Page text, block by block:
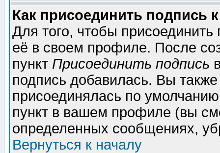
Как присоединить подпись
Для того, чтобы
её в своем профиле. После
пункт Присоединить подпись
подпись добавилась. Вы
присоединялась по
пункт в вашем профиле (вы
определенных сообщениях,
Вернуться к началу